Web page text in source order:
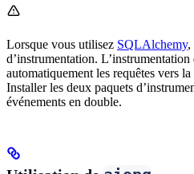
Lorsque vous utilisez SQLAlchemy,
d’instrumentation.
automatiquement les requêtes vers
Installer les deux paquets
événements en double.